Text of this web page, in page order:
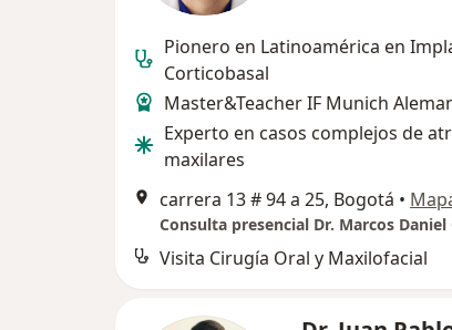
Pionero en Latinoamérica en
Corticobasal
Master&Teacher IF Munich
Experto en casos complejos de
maxilares
carrera 13 # 94 a 25, Bogotá •
Consulta presencial Dr. Marcos Daniel
Visita Cirugía Oral y Maxilofacial